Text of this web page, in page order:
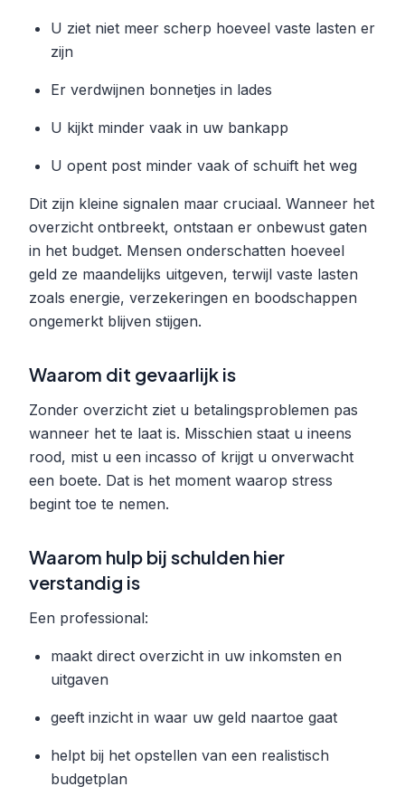
U ziet niet meer scherp hoeveel vaste lasten er
zijn
Er verdwijnen bonnetjes in lades
U kijkt minder vaak in uw bankapp
U opent post minder vaak of schuift het weg
Dit zijn kleine signalen maar cruciaal. Wanneer het
overzicht ontbreekt, ontstaan er onbewust gaten
in het budget. Mensen onderschatten hoeveel
geld ze maandelijks uitgeven, terwijl vaste lasten
zoals energie, verzekeringen en boodschappen
ongemerkt blijven stijgen.
Waarom dit gevaarlijk is
Zonder overzicht ziet u betalingsproblemen pas
wanneer het te laat is. Misschien staat u ineens
rood, mist u een incasso of krijgt u onverwacht
een boete. Dat is het moment waarop stress
begint toe te nemen.
Waarom hulp bij schulden hier
verstandig is
Een professional:
maakt direct overzicht in uw inkomsten en
uitgaven
geeft inzicht in waar uw geld naartoe gaat
helpt bij het opstellen van een realistisch
budgetplan